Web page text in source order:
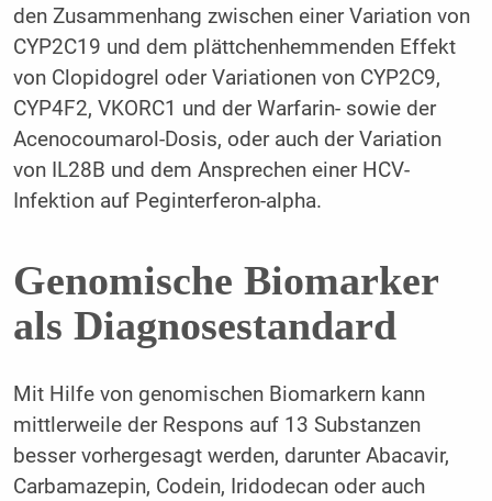
den Zusammenhang zwischen einer Variation von
CYP2C19 und dem plättchenhemmenden Effekt
von Clopidogrel oder Variationen von CYP2C9,
CYP4F2, VKORC1 und der Warfarin- sowie der
Acenocoumarol-Dosis, oder auch der Variation
von IL28B und dem Ansprechen einer HCV-
Infektion auf Peginterferon-alpha.
Genomische Biomarker
als Diagnosestandard
Mit Hilfe von genomischen Biomarkern kann
mittlerweile der Respons auf 13 Substanzen
besser vorhergesagt werden, darunter Abacavir,
Carbamazepin, Codein, Iridodecan oder auch